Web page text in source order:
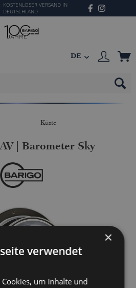
KOSTENLOSER VERSAND IN
DEUTSCHLAND
DE
Küste
| Barometer Sky
×
verwendet
um Inhalte und